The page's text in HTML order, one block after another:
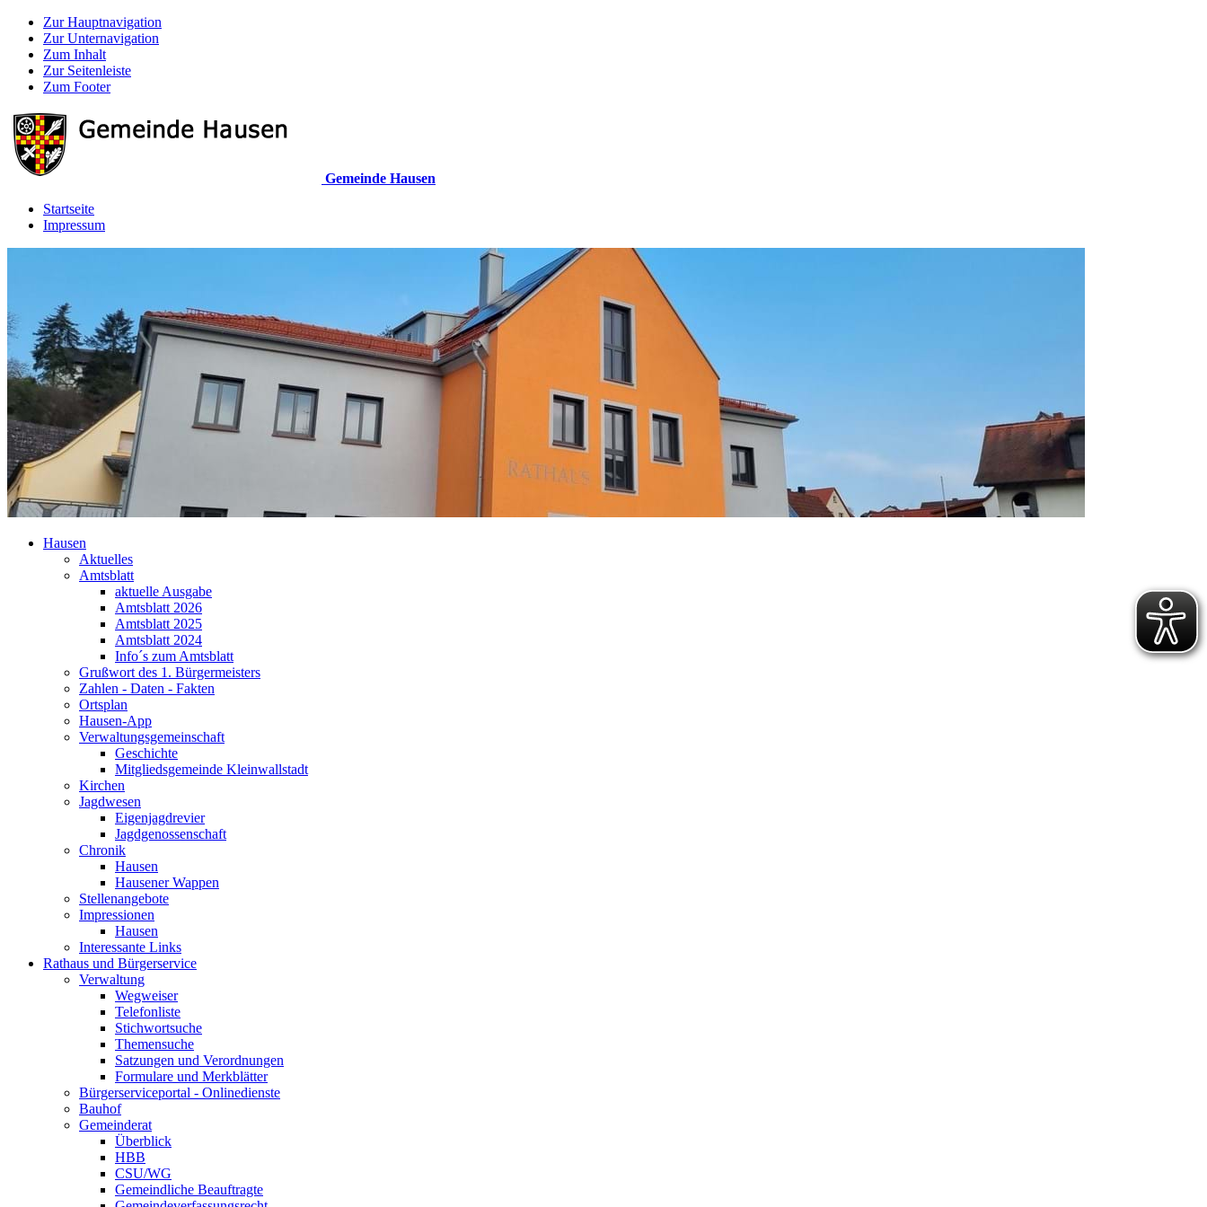
Zur Hauptnavigation
Zur Unternavigation
Zum Inhalt
Zur Seitenleiste
Zum Footer
Gemeinde Hausen
Startseite
Impressum
Hausen
Aktuelles
Amtsblatt
aktuelle Ausgabe
Amtsblatt 2026
Amtsblatt 2025
Amtsblatt 2024
Info´s zum Amtsblatt
Grußwort des 1. Bürgermeisters
Zahlen - Daten - Fakten
Ortsplan
Hausen-App
Verwaltungsgemeinschaft
Geschichte
Mitgliedsgemeinde Kleinwallstadt
Kirchen
Jagdwesen
Eigenjagdrevier
Jagdgenossenschaft
Chronik
Hausen
Hausener Wappen
Stellenangebote
Impressionen
Hausen
Interessante Links
Rathaus und Bürgerservice
Verwaltung
Wegweiser
Telefonliste
Stichwortsuche
Themensuche
Satzungen und Verordnungen
Formulare und Merkblätter
Bürgerserviceportal - Onlinedienste
Bauhof
Gemeinderat
Überblick
HBB
CSU/WG
Gemeindliche Beauftragte